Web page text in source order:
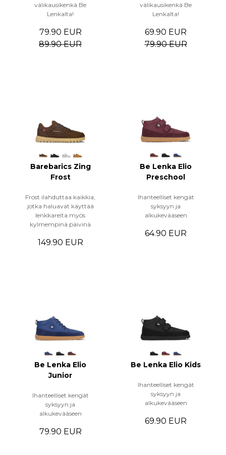
välikausikenkä Be
Lenkalta!
79.90 EUR
89.90 EUR
välikausikenkä Be
Lenkalta!
69.90 EUR
79.90 EUR
Barebarics Zing
Frost
Frost ilahduttaa kaikkia,
jotka haluavat käyttää
lenkkareita myös
kylmempinä päivinä
149.90 EUR
Be Lenka Elio
Preschool
Ihanteelliset kengät
syksyyn ja
alkukevääseen
64.90 EUR
Be Lenka Elio
Junior
Ihanteelliset kengät
syksyyn ja
alkukevääseen
79.90 EUR
Be Lenka Elio Kids
Ihanteelliset kengät
syksyyn ja
alkukevääseen
69.90 EUR